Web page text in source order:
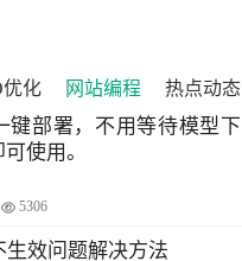
优化 网站编程 热点动态
键部署，不用等待模型下
使用。
5306
生效问题解决方法